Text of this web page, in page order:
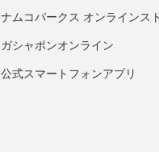
ナムコパークス オンラインス
ガシャポンオンライン
公式スマートフォンアプリ